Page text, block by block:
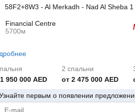
58F2+8W3 - Al Merkadh - Nad Al Sheba
Financial Centre
5700м
950 000 AED
2 спальни
от 2 475 000 AED
первым о появлении